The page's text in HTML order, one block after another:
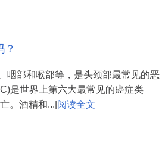
咽部和喉部等，是头颈部最常见的恶
是世界上第六大最常见的癌症类
。酒精和...| 阅读全文